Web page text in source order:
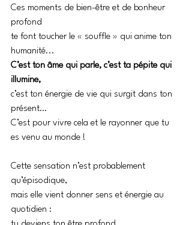
Ces moments de bien-être et de bonheur
profond
te font toucher le « souffle » qui anime ton
humanité...
C’est ton âme qui parle, c’est ta pépite qui
illumine,
c’est ton énergie de vie qui surgit dans ton
présent…
C’est pour vivre cela et le rayonner que tu
es venu au monde !
Cette sensation n’est probablement
qu’épisodique,
mais elle vient donner sens et énergie au
quotidien :